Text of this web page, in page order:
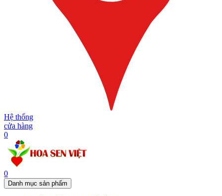
Hệ thống
cửa hàng
0
0
Danh mục sản phẩm